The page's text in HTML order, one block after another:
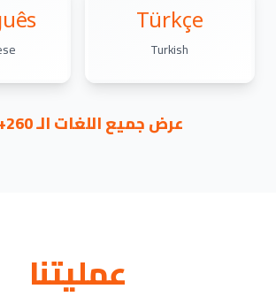
Türkçe
Turkish
عرض جميع اللغات الـ 260+
عمليتنا